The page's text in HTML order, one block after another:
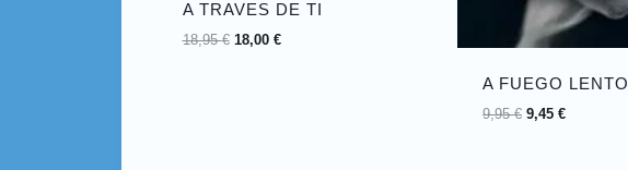
A TRAVES DE TI
18,95€ 18,00 €
A FUEGO LENTO
9,95€ 9,45 €